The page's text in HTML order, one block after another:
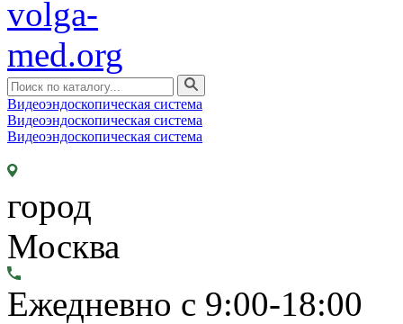
Видеоэндоскопическая система
Видеоэндоскопическая система
Видеоэндоскопическая система
город
Москва
Ежедневно с 9:00-18:00